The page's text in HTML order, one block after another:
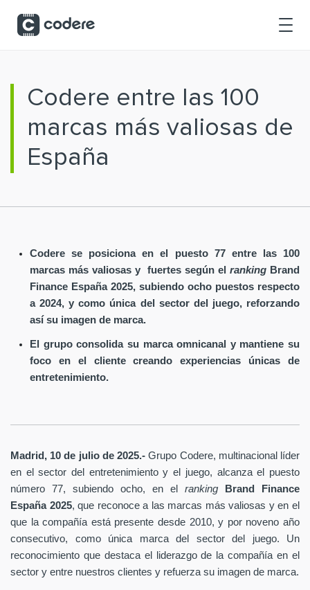
Codere entre las 100
marcas más valiosas de
España
Codere se posiciona en el puesto 77 entre las 100
marcas más valiosas y fuertes según el ranking Brand
Finance España 2025, subiendo ocho puestos respecto
a 2024, y como única del sector del juego, reforzando
así su imagen de marca.
El grupo consolida su marca omnicanal y mantiene su
foco en el cliente creando experiencias únicas de
entretenimiento.
Madrid, 10 de julio de 2025.-Grupo Codere, multinacional líder
en el sector del entretenimiento y el juego, alcanza el puesto
número 77, subiendo ocho, en el ranking
Brand Finance
España 2025, que reconoce a las marcas más valiosas y en el
que la compañía está presente desde 2010, y por noveno año
consecutivo, como única marca del sector del juego. Un
reconocimiento que destaca el liderazgo de la compañía en el
sector y entre nuestros clientes y refuerza su imagen de marca.